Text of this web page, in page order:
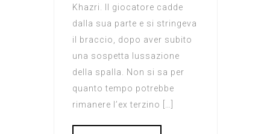
Khazri. Il giocatore cadde
dalla sua parte e si stringeva
il braccio, dopo aver subito
una sospetta lussazione
della spalla. Non si sa per
quanto tempo potrebbe
rimanere l’ex terzino […]